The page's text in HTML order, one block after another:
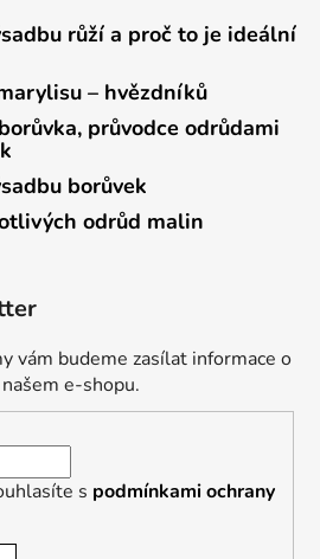
růží a proč to je ideální
– hvězdníků
průvodce odrůdami
borůvek
odrůd malin
vám budeme zasílat informace o
e-shopu.
s podmínkami ochrany